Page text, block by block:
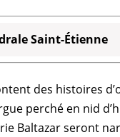
Saint-Étienne
des histoires d’
perché en nid
Baltazarseront